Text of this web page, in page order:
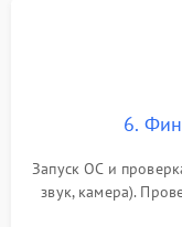
6.
Запуск ОС и
звук, камера).
для контроля